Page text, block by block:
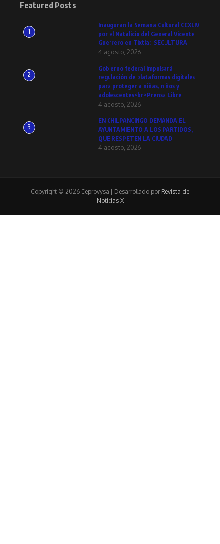
Featured Posts
1
Inauguran la Semana Cultural CCXLIV
por el Natalicio del General Vicente
Guerrero en Tixtla: SECULTURA
4 agosto, 2026
2
Gobierno federal impulsará
regulación de plataformas digitales
para proteger a niñas, niños y
adolescentes<br>Prensa Libre
4 agosto, 2026
3
EN CHILPANCINGO DEMANDA EL
AYUNTAMIENTO A LOS PARTIDOS,
QUE RESPETEN LA CIUDAD
4 agosto, 2026
Copyright © 2026 Ceprovysa | Desarrollado por Revista de
Noticias X